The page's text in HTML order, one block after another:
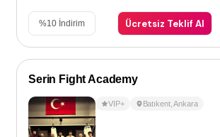
%10 İndirim Ücretsiz Teklif Al
Serin Fight Academy
VIP+ Batıkent,Ankara